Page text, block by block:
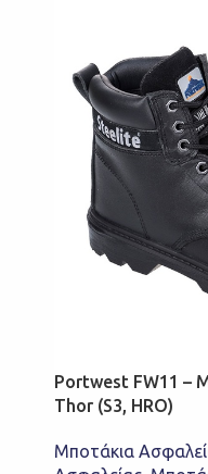
Portwest FW11 –
Thor (S3, HRO)
Μποτάκια